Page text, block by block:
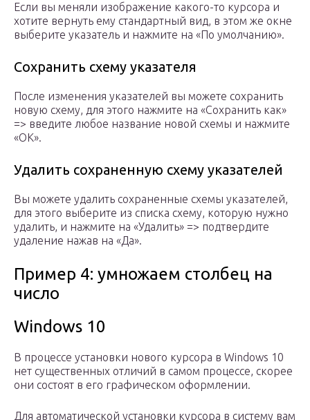
Если вы меняли изображение какого-то курсора и
хотите вернуть ему стандартный вид, в этом же окне
выберите указатель и нажмите на «По умолчанию».
Сохранить схему указателя
После изменения указателей вы можете сохранить
новую схему, для этого нажмите на «Сохранить как»
=> введите любое название новой схемы и нажмите
«ОК».
Удалить сохраненную схему указателей
Вы можете удалить сохраненные схемы указателей,
для этого выберите из списка схему, которую нужно
удалить, и нажмите на «Удалить» => подтвердите
удаление нажав на «Да».
Пример 4: умножаем столбец на
число
Windows 10
В процессе установки нового курсора в Windows 10
нет существенных отличий в самом процессе, скорее
они состоят в его графическом оформлении.
Для автоматической установки курсора в систему вам